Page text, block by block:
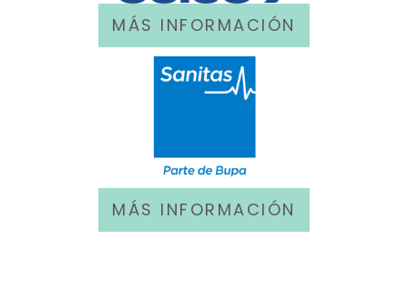
MÁS INFORMACIÓN
MÁS INFORMACIÓN